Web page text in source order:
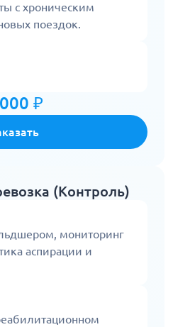
с хроническим
поездок.
₽
(Контроль)
мониторинг
аспирации и